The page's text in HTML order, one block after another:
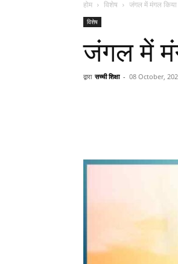
होम विशेष जंगल में मंगल किया
विशेष
जंगल में
द्वारा सच्ची शिक्षा - 08 October,